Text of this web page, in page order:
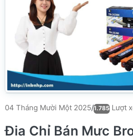
04 Tháng Mười Một 2025/1.785 Lượt
Địa Chỉ Bán Mực